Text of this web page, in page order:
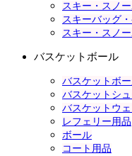
スキー・スノ
スキーバッグ
スキー・スノ
バスケットボール
バスケットボ
バスケットシ
バスケットウ
レフェリー用品
ボール
コート用品